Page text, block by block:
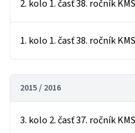
2. kolo 1. časť 38. ročník KMS
1. kolo 1. časť 38. ročník KMS
2015 / 2016
3. kolo 2. časť 37. ročník KMS